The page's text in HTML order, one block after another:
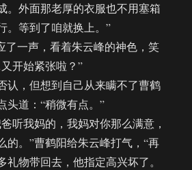
。外面那老厚的衣服也不用塞箱
。等到了咱就换上。”
一声，看着朱云峰的神色，笑
开始紧张啦？”
，但想到自己从来瞒不了曹鹤
头道：“稍微有点。”
我妈的，我妈对你那么满意，
的。”曹鹤阳给朱云峰打气，“再
礼物带回去，他指定高兴坏了。